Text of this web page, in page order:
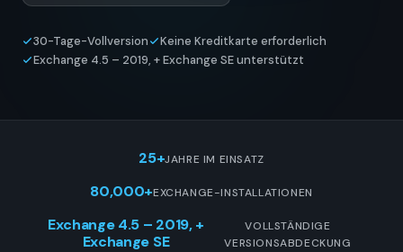
30-Tage-Vollversion
Keine Kreditkarte erforderlich
Exchange 4.5 – 2019, + Exchange SE unterstützt
25+JAHRE IM EINSATZ
80,000+EXCHANGE-INSTALLATIONEN
Exchange 4.5 – 2019, +
Exchange SE
VOLLSTÄNDIGE
VERSIONSABDECKUNG